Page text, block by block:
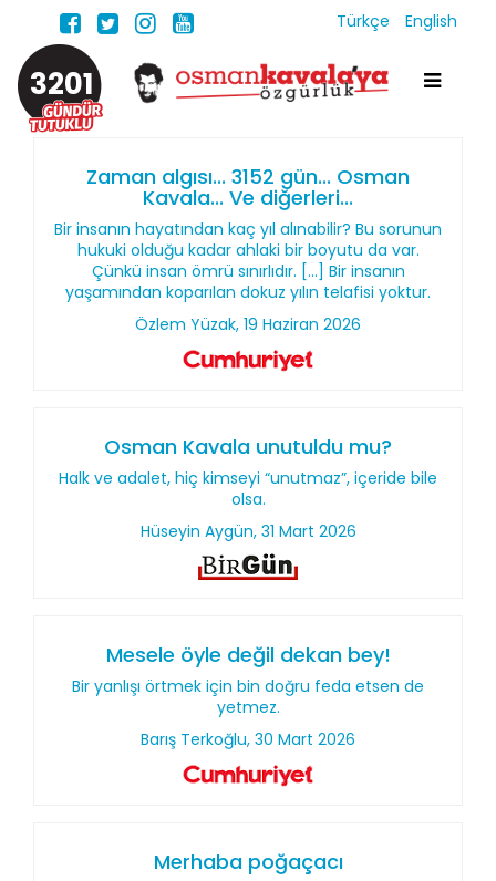
Türkçe English
3201
Zaman algısı... 3152 gün... Osman
Kavala... Ve diğerleri...
Bir insanın hayatından kaç yıl alınabilir? Bu sorunun
hukuki olduğu kadar ahlaki bir boyutu da var.
Çünkü insan ömrü sınırlıdır. [...] Bir insanın
yaşamından koparılan dokuz yılın telafisi yoktur.
Özlem Yüzak, 19 Haziran 2026
Osman Kavala unutuldu mu?
Halk ve adalet, hiç kimseyi “unutmaz”, içeride bile
olsa.
Hüseyin Aygün, 31 Mart 2026
Mesele öyle değil dekan bey!
Bir yanlışı örtmek için bin doğru feda etsen de
yetmez.
Barış Terkoğlu, 30 Mart 2026
Merhaba poğaçacı